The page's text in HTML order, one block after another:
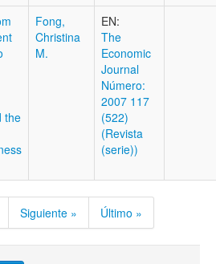
the
Fong,
Christina
M.
EN:
The
Economic
Journal
Número:
2007 117
(522)
(Revista
(serie))
Siguiente » Último »